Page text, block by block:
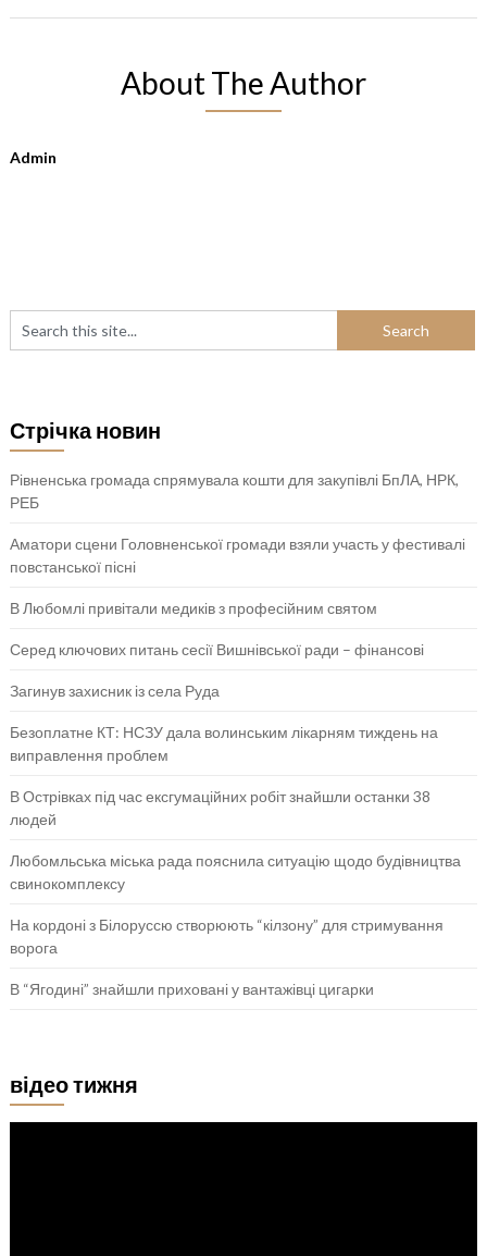
About The Author
Admin
Стрічка новин
Рівненська громада спрямувала кошти для закупівлі БпЛА, НРК,
РЕБ
Аматори сцени Головненської громади взяли участь у фестивалі
повстанської пісні
В Любомлі привітали медиків з професійним святом
Серед ключових питань сесії Вишнівської ради – фінансові
Загинув захисник із села Руда
Безоплатне КТ: НСЗУ дала волинським лікарням тиждень на
виправлення проблем
В Острівках під час ексгумаційних робіт знайшли останки 38
людей
Любомльська міська рада пояснила ситуацію щодо будівництва
свинокомплексу
На кордоні з Білоруссю створюють “кілзону” для стримування
ворога
В “Ягодині” знайшли приховані у вантажівці цигарки
відео тижня